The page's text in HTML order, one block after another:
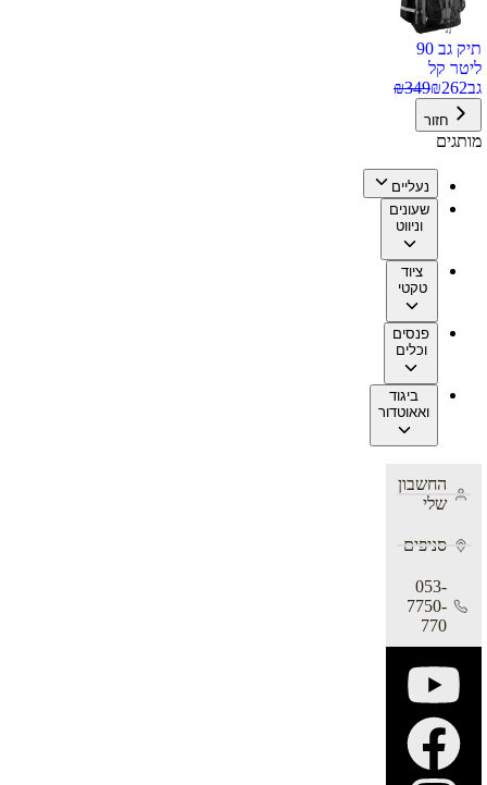
תיק גב 90
ליטר קל
גב
₪262
₪349
חזור
מותגים
נעליים
שעונים
וניווט
ציוד
טקטי
פנסים
וכלים
ביגוד
ואאוטדור
החשבון
שלי
סניפים
053-
7750-
770